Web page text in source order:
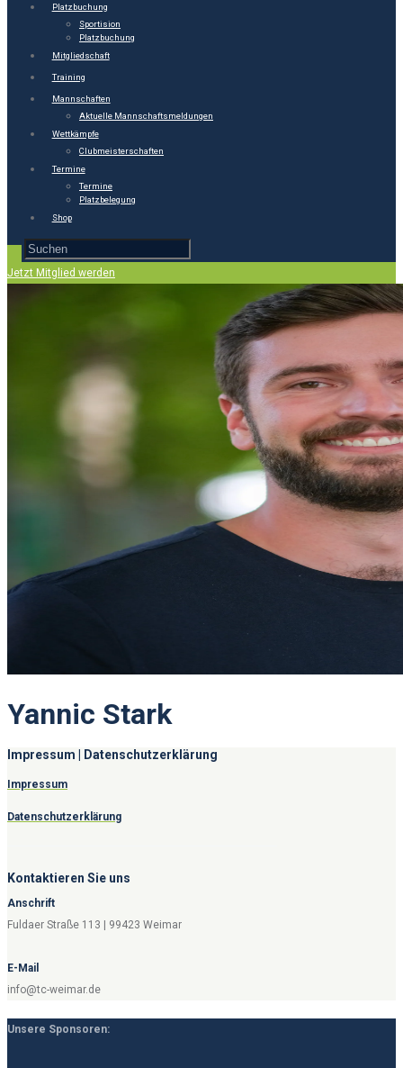
Platzbuchung
Sportision
Platzbuchung
Mitgliedschaft
Training
Mannschaften
Aktuelle Mannschaftsmeldungen
Wettkämpfe
Clubmeisterschaften
Termine
Termine
Platzbelegung
Shop
Jetzt Mitglied werden
Yannic Stark
Impressum | Datenschutzerklärung
Impressum
Datenschutzerklärung
Kontaktieren Sie uns
Anschrift
Fuldaer Straße 113 | 99423 Weimar
E-Mail
info@tc-weimar.de
Unsere Sponsoren: